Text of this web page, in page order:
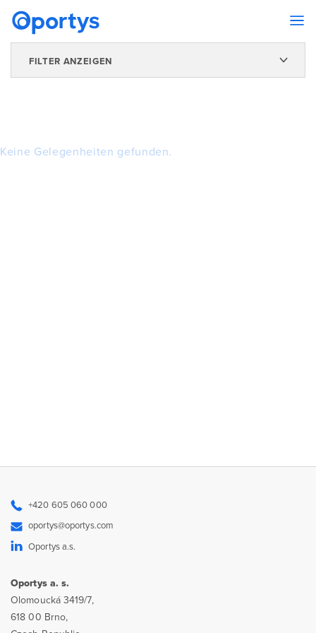
FILTER ANZEIGEN
Keine Gelegenheiten gefunden.
+420 605 060 000
oportys@oportys.com
Oportys a.s.
Oportys a. s.
Olomoucká 3419/7,
618 00 Brno,